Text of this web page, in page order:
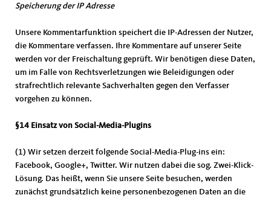
Speicherung der IP Adresse
Unsere Kommentarfunktion speichert die IP-Adressen der Nutzer,
die Kommentare verfassen. Ihre Kommentare auf unserer Seite
werden vor der Freischaltung geprüft. Wir benötigen diese Daten,
um im Falle von Rechtsverletzungen wie Beleidigungen oder
strafrechtlich relevante Sachverhalten gegen den Verfasser
vorgehen zu können.
§14 Einsatz von Social-Media-Plugins
(1) Wir setzen derzeit folgende Social-Media-Plug-ins ein:
Facebook, Google+, Twitter. Wir nutzen dabei die sog. Zwei-Klick-
Lösung. Das heißt, wenn Sie unsere Seite besuchen, werden
zunächst grundsätzlich keine personenbezogenen Daten an die